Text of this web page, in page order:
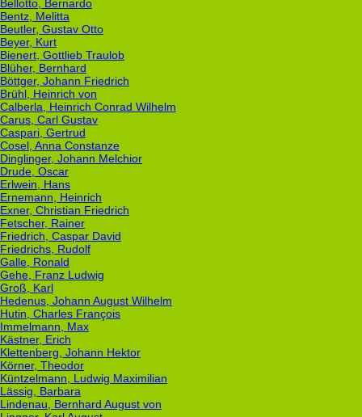
Bellotto, Bernardo
Bentz, Melitta
Beutler, Gustav Otto
Beyer, Kurt
Bienert, Gottlieb Traulob
Blüher, Bernhard
Böttger, Johann Friedrich
Brühl, Heinrich von
Calberla, Heinrich Conrad Wilhelm
Carus, Carl Gustav
Caspari, Gertrud
Cosel, Anna Constanze
Dinglinger, Johann Melchior
Drude, Oscar
Erlwein, Hans
Ernemann, Heinrich
Exner, Christian Friedrich
Fetscher, Rainer
Friedrich, Caspar David
Friedrichs, Rudolf
Galle, Ronald
Gehe, Franz Ludwig
Groß, Karl
Hedenus, Johann August Wilhelm
Hutin, Charles François
Immelmann, Max
Kästner, Erich
Klettenberg, Johann Hektor
Körner, Theodor
Küntzelmann, Ludwig Maximilian
Lässig, Barbara
Lindenau, Bernhard August von